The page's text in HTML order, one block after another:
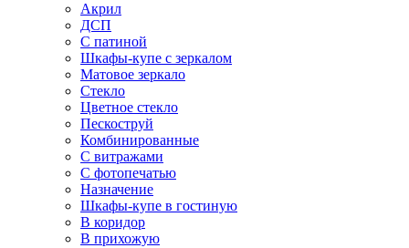
Акрил
ДСП
С патиной
Шкафы-купе с зеркалом
Матовое зеркало
Стекло
Цветное стекло
Пескоструй
Комбинированные
С витражами
С фотопечатью
Назначение
Шкафы-купе в гостиную
В коридор
В прихожую